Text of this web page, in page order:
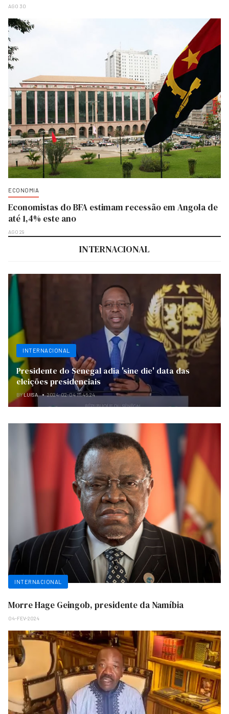
AGO 30
ECONOMIA
Economistas do BFA estimam recessão em Angola de
até 1,4% este ano
AGO 29
INTERNACIONAL
INTERNACIONAL
Presidente do Senegal adia 'sine die' data das
eleições presidenciais
BYLUISA 2024-02-04 11:46:24
INTERNACIONAL
Morre Hage Geingob, presidente da Namíbia
04-FEV-2024